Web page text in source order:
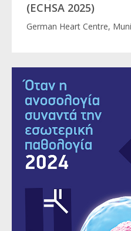
(ECHSA 2025)
German Heart Centre,